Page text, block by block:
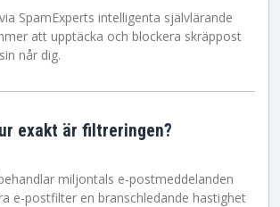
SpamExperts intelligenta självlärande
att upptäcka och blockera skräppost
når dig.
exakt är filtreringen?
miljontals e-postmeddelanden
e-postfilter en branschledande hastighet